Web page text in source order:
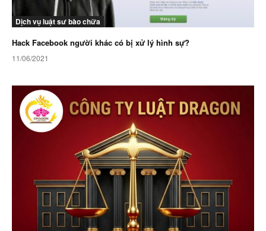
Dịch vụ luật sư bào chữa
Hack Facebook người khác có bị xử lý hình sự?
11/06/2021